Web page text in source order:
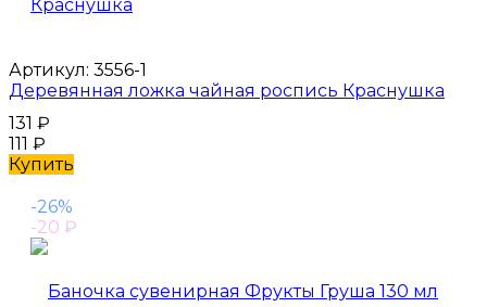
Артикул: 3556-1
Деревянная ложка чайная роспись Краснушка
131 ₽
111 ₽
Купить
-26%
-20 ₽